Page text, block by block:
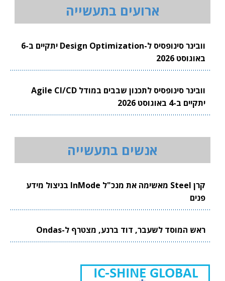
ארועים בתעשייה
וובינר סינופסיס ל-Design Optimization יתקיים ב-6
באוגוסט 2026
וובינר סינופסיס לתכנון שבבים במודל Agile CI/CD
יתקיים ב-4 באוגוסט 2026
אנשים בתעשייה
קרן Steel מאשימה את מנכ"ל InMode בניצול מידע
פנים
ראש המוסד לשעבר, דוד ברנע, מצטרף ל-Ondas